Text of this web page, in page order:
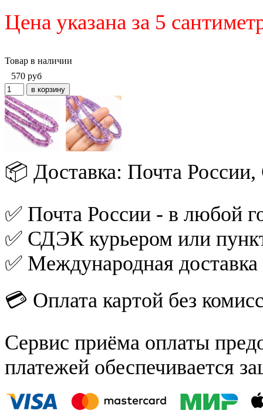
Цена указана за 5
Товар в наличии
570 руб
📦 Доставка: Почта
✅ Почта России - в любой
✅ СДЭК курьером или
✅ Международная
💳 Оплата картой без
Сервис приёма оплаты
платежей обеспечивается